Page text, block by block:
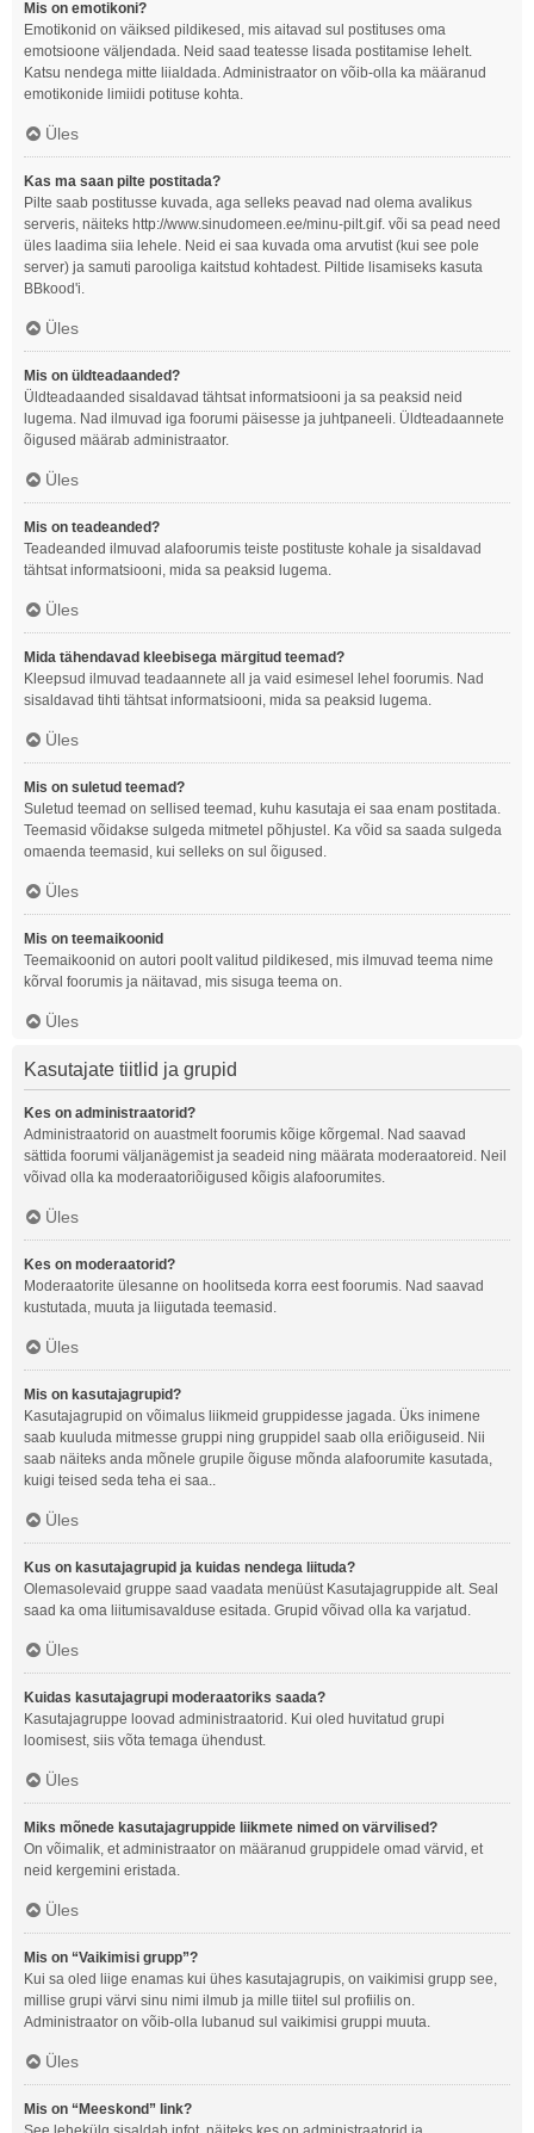
Mis on emotikoni?
Emotikonid on väiksed pildikesed, mis aitavad sul postituses oma
emotsioone väljendada. Neid saad teatesse lisada postitamise lehelt.
Katsu nendega mitte liialdada. Administraator on võib-olla ka määranud
emotikonide limiidi potituse kohta.
Üles
Kas ma saan pilte postitada?
Pilte saab postitusse kuvada, aga selleks peavad nad olema avalikus
serveris, näiteks http://www.sinudomeen.ee/minu-pilt.gif. või sa pead need
üles laadima siia lehele. Neid ei saa kuvada oma arvutist (kui see pole
server) ja samuti parooliga kaitstud kohtadest. Piltide lisamiseks kasuta
BBkood'i.
Üles
Mis on üldteadaanded?
Üldteadaanded sisaldavad tähtsat informatsiooni ja sa peaksid neid
lugema. Nad ilmuvad iga foorumi päisesse ja juhtpaneeli. Üldteadaannete
õigused määrab administraator.
Üles
Mis on teadeanded?
Teadeanded ilmuvad alafoorumis teiste postituste kohale ja sisaldavad
tähtsat informatsiooni, mida sa peaksid lugema.
Üles
Mida tähendavad kleebisega märgitud teemad?
Kleepsud ilmuvad teadaannete all ja vaid esimesel lehel foorumis. Nad
sisaldavad tihti tähtsat informatsiooni, mida sa peaksid lugema.
Üles
Mis on suletud teemad?
Suletud teemad on sellised teemad, kuhu kasutaja ei saa enam postitada.
Teemasid võidakse sulgeda mitmetel põhjustel. Ka võid sa saada sulgeda
omaenda teemasid, kui selleks on sul õigused.
Üles
Mis on teemaikoonid
Teemaikoonid on autori poolt valitud pildikesed, mis ilmuvad teema nime
kõrval foorumis ja näitavad, mis sisuga teema on.
Üles
Kasutajate tiitlid ja grupid
Kes on administraatorid?
Administraatorid on auastmelt foorumis kõige kõrgemal. Nad saavad
sättida foorumi väljanägemist ja seadeid ning määrata moderaatoreid. Neil
võivad olla ka moderaatoriõigused kõigis alafoorumites.
Üles
Kes on moderaatorid?
Moderaatorite ülesanne on hoolitseda korra eest foorumis. Nad saavad
kustutada, muuta ja liigutada teemasid.
Üles
Mis on kasutajagrupid?
Kasutajagrupid on võimalus liikmeid gruppidesse jagada. Üks inimene
saab kuuluda mitmesse gruppi ning gruppidel saab olla eriõiguseid. Nii
saab näiteks anda mõnele grupile õiguse mõnda alafoorumite kasutada,
kuigi teised seda teha ei saa..
Üles
Kus on kasutajagrupid ja kuidas nendega liituda?
Olemasolevaid gruppe saad vaadata menüüst Kasutajagruppide alt. Seal
saad ka oma liitumisavalduse esitada. Grupid võivad olla ka varjatud.
Üles
Kuidas kasutajagrupi moderaatoriks saada?
Kasutajagruppe loovad administraatorid. Kui oled huvitatud grupi
loomisest, siis võta temaga ühendust.
Üles
Miks mõnede kasutajagruppide liikmete nimed on värvilised?
On võimalik, et administraator on määranud gruppidele omad värvid, et
neid kergemini eristada.
Üles
Mis on “Vaikimisi grupp”?
Kui sa oled liige enamas kui ühes kasutajagrupis, on vaikimisi grupp see,
millise grupi värvi sinu nimi ilmub ja mille tiitel sul profiilis on.
Administraator on võib-olla lubanud sul vaikimisi gruppi muuta.
Üles
Mis on “Meeskond” link?